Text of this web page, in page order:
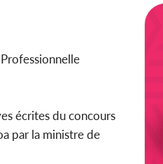
écrites du concours
par la ministre de